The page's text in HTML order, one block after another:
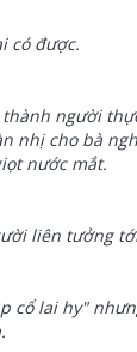
có được.
người
nhị cho bà
nước mắt.
liên tưởng
cổ lai hy"